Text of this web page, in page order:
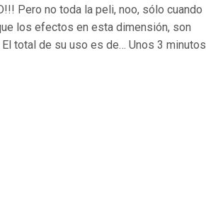
Pero no toda la peli, noo, sólo cuando
los efectos en esta dimensión, son
total de su uso es de… Unos 3 minutos